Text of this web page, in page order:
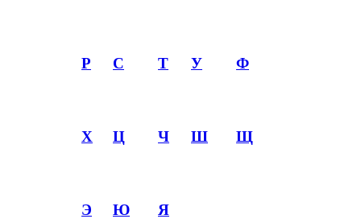
Р С Т У Ф
Х Ц Ч Ш Щ
Э Ю Я